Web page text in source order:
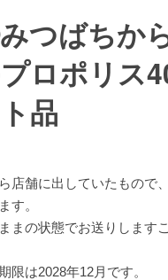
つばちか
ロポリ
品
店舗に出していたもので
す。
まの状態でお送りします
限は2028年12月です。